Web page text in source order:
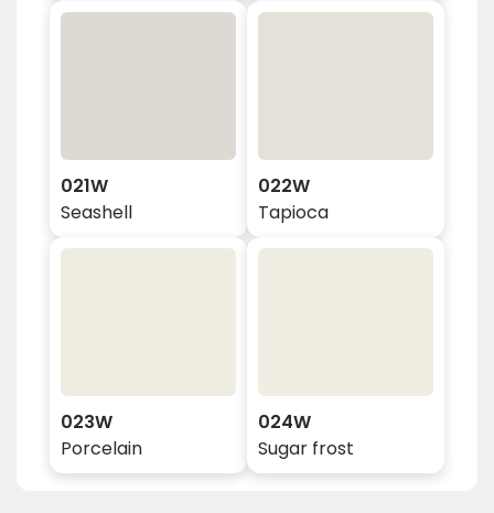
021W
Seashell
022W
Tapioca
023W
Porcelain
024W
Sugar frost